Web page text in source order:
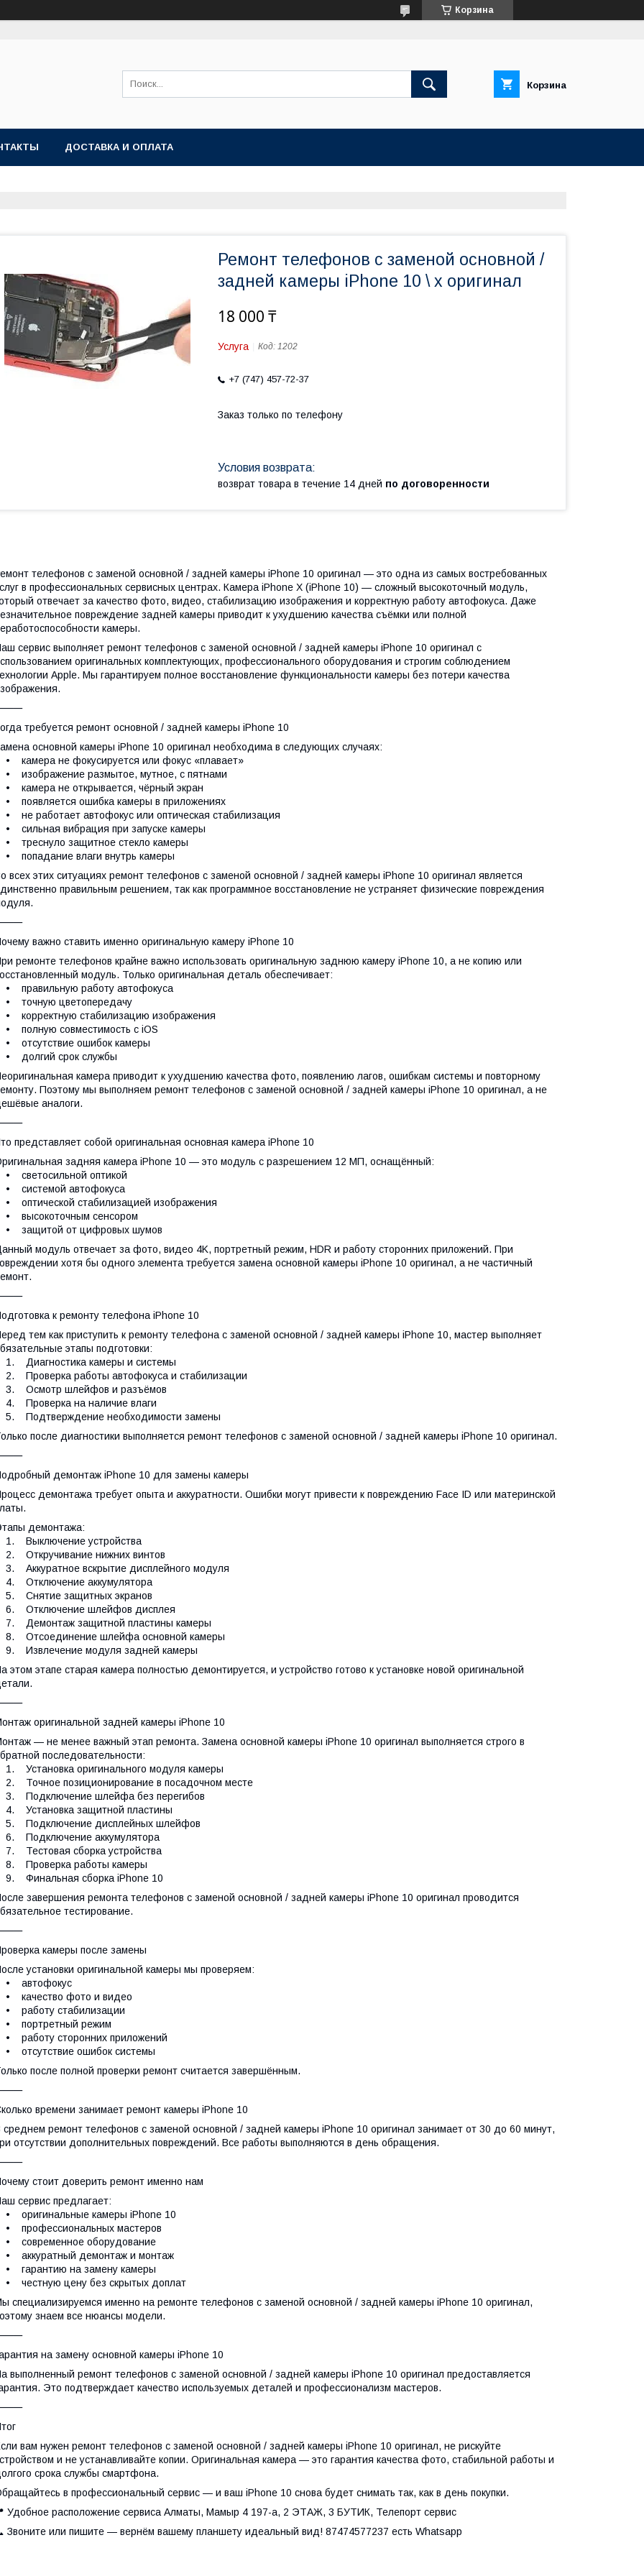
Корзина
Корзина
ДОСТАВКА И ОПЛАТА
Ремонт телефонов с заменой основной /
задней камеры iPhone 10 \ x оригинал
18 000 ₸
Услуга Код: 1202
+7 (747) 457-72-37
Заказ только по телефону
возврат товара в течение 14 дней по договоренности
телефонов с заменой основной / задней камеры iPhone 10 оригинал — это одна из самых востребованных
в профессиональных сервисных центрах. Камера iPhone X (iPhone 10) — сложный высокоточный модуль,
отвечает за качество фото, видео, стабилизацию изображения и корректную работу автофокуса. Даже
повреждение задней камеры приводит к ухудшению качества съёмки или полной
камеры.
сервис выполняет ремонт телефонов с заменой основной / задней камеры iPhone 10 оригинал с
оригинальных комплектующих, профессионального оборудования и строгим соблюдением
Apple. Мы гарантируем полное восстановление функциональности камеры без потери качества
требуется ремонт основной / задней камеры iPhone 10
основной камеры iPhone 10 оригинал необходима в следующих случаях:
• камера не фокусируется или фокус «плавает»
• изображение размытое, мутное, с пятнами
• камера не открывается, чёрный экран
• появляется ошибка камеры в приложениях
• не работает автофокус или оптическая стабилизация
• сильная вибрация при запуске камеры
• треснуло защитное стекло камеры
• попадание влаги внутрь камеры
всех этих ситуациях ремонт телефонов с заменой основной / задней камеры iPhone 10 оригинал является
правильным решением, так как программное восстановление не устраняет физические повреждения
важно ставить именно оригинальную камеру iPhone 10
ремонте телефонов крайне важно использовать оригинальную заднюю камеру iPhone 10, а не копию или
модуль. Только оригинальная деталь обеспечивает:
• правильную работу автофокуса
• точную цветопередачу
• корректную стабилизацию изображения
• полную совместимость с iOS
• отсутствие ошибок камеры
• долгий срок службы
камера приводит к ухудшению качества фото, появлению лагов, ошибкам системы и повторному
Поэтому мы выполняем ремонт телефонов с заменой основной / задней камеры iPhone 10 оригинал, а не
аналоги.
представляет собой оригинальная основная камера iPhone 10
задняя камера iPhone 10 — это модуль с разрешением 12 МП, оснащённый:
• светосильной оптикой
• системой автофокуса
• оптической стабилизацией изображения
• высокоточным сенсором
• защитой от цифровых шумов
модуль отвечает за фото, видео 4K, портретный режим, HDR и работу сторонних приложений. При
хотя бы одного элемента требуется замена основной камеры iPhone 10 оригинал, а не частичный
к ремонту телефона iPhone 10
тем как приступить к ремонту телефона с заменой основной / задней камеры iPhone 10, мастер выполняет
этапы подготовки:
1. Диагностика камеры и системы
2. Проверка работы автофокуса и стабилизации
3. Осмотр шлейфов и разъёмов
4. Проверка на наличие влаги
5. Подтверждение необходимости замены
после диагностики выполняется ремонт телефонов с заменой основной / задней камеры iPhone 10 оригинал.
демонтаж iPhone 10 для замены камеры
демонтажа требует опыта и аккуратности. Ошибки могут привести к повреждению Face ID или материнской
демонтажа:
1. Выключение устройства
2. Откручивание нижних винтов
3. Аккуратное вскрытие дисплейного модуля
4. Отключение аккумулятора
5. Снятие защитных экранов
6. Отключение шлейфов дисплея
7. Демонтаж защитной пластины камеры
8. Отсоединение шлейфа основной камеры
9. Извлечение модуля задней камеры
этом этапе старая камера полностью демонтируется, и устройство готово к установке новой оригинальной
оригинальной задней камеры iPhone 10
— не менее важный этап ремонта. Замена основной камеры iPhone 10 оригинал выполняется строго в
последовательности:
1. Установка оригинального модуля камеры
2. Точное позиционирование в посадочном месте
3. Подключение шлейфа без перегибов
4. Установка защитной пластины
5. Подключение дисплейных шлейфов
6. Подключение аккумулятора
7. Тестовая сборка устройства
8. Проверка работы камеры
9. Финальная сборка iPhone 10
завершения ремонта телефонов с заменой основной / задней камеры iPhone 10 оригинал проводится
тестирование.
камеры после замены
установки оригинальной камеры мы проверяем:
• автофокус
• качество фото и видео
• работу стабилизации
• портретный режим
• работу сторонних приложений
• отсутствие ошибок системы
после полной проверки ремонт считается завершённым.
времени занимает ремонт камеры iPhone 10
среднем ремонт телефонов с заменой основной / задней камеры iPhone 10 оригинал занимает от 30 до 60 минут,
отсутствии дополнительных повреждений. Все работы выполняются в день обращения.
стоит доверить ремонт именно нам
сервис предлагает:
• оригинальные камеры iPhone 10
• профессиональных мастеров
• современное оборудование
• аккуратный демонтаж и монтаж
• гарантию на замену камеры
• честную цену без скрытых доплат
специализируемся именно на ремонте телефонов с заменой основной / задней камеры iPhone 10 оригинал,
знаем все нюансы модели.
на замену основной камеры iPhone 10
выполненный ремонт телефонов с заменой основной / задней камеры iPhone 10 оригинал предоставляется
Это подтверждает качество используемых деталей и профессионализм мастеров.
вам нужен ремонт телефонов с заменой основной / задней камеры iPhone 10 оригинал, не рискуйте
и не устанавливайте копии. Оригинальная камера — это гарантия качества фото, стабильной работы и
срока службы смартфона.
в профессиональный сервис — и ваш iPhone 10 снова будет снимать так, как в день покупки.
Удобное расположение сервиса Алматы, Мамыр 4 197-а, 2 ЭТАЖ, 3 БУТИК, Телепорт сервис
Звоните или пишите — вернём вашему планшету идеальный вид! 87474577237 есть Whatsapp